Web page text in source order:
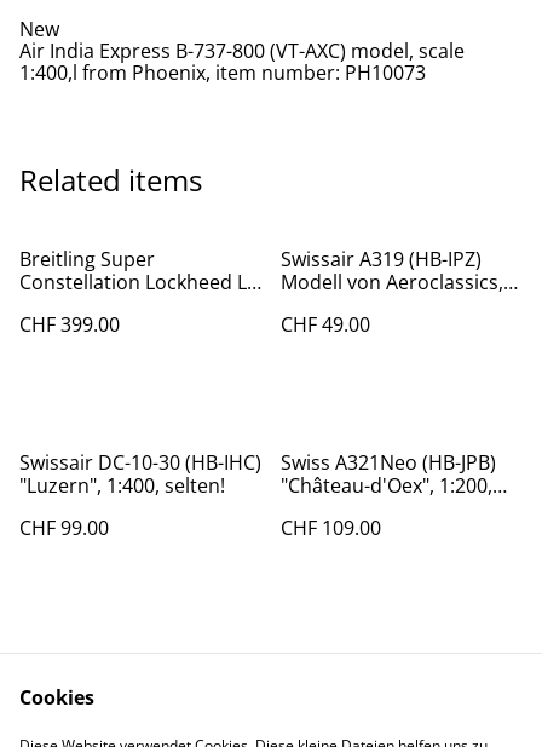
New
Air India Express B-737-800 (VT-AXC) model, scale
1:400,l from Phoenix, item number: PH10073
Related items
Breitling Super
Constellation Lockheed L-
1:72
CHF 399.00
Swissair A319 (HB-IPZ)
Modell von Aeroclassics,
CHF 49.00
Swissair DC-10-30 (HB-IHC)
"Luzern", 1:400, selten!
CHF 99.00
Swiss A321Neo (HB-JPB)
"Château-d'Oex", 1:200,
CHF 109.00
Cookies